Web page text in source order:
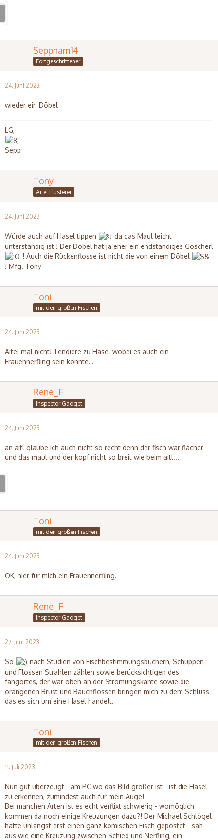
Seppham14
Fortgeschrittener
24. Juni 2023
wieder ein Döbel
LG,
Sepp
Tony
Aitel Flüsterer
24. Juni 2023
Würde auch auf Hasel tippen
da das Maul leicht
unterständig ist ! Der Döbel hat ja eher ein endständiges Goscherl
! Auch die Rückenflosse ist nicht die von einem Döbel
! Mfg. Tony
Toni
mit den großen Fischen
24. Juni 2023
Aitel mal nicht! Tendiere zu Hasel wobei es auch ein
Frauennerfling sein könnte…
Rene_F
Inspector Gadget
24. Juni 2023
an aitl glaube ich auch nicht so recht denn der fisch war flacher
und das maul und der kopf nicht so breit wie beim aitl...
Toni
mit den großen Fischen
24. Juni 2023
OK, hier für mich ein Frauennerfling.
Rene_F
Inspector Gadget
27. Juni 2023
So
nach Studien von Fischbestimmungsbüchern, Schuppen
und Flossen Strahlen zählen sowie berücksichtigen des
fangortes, der war oben an der Strömungskante sowie die
orangenen Brust und Bauchflossen bringen mich zu dem Schluss
das es sich um eine Hasel handelt.
Toni
mit den großen Fischen
11. Juli 2023
Nun gut überzeugt - am PC wo das Bild größer ist - ist die Hasel
zu erkennen, zumindest auch für mein Auge!
Bei manchen Arten ist es echt verflixt schwierig - womöglich
kommen da noch einige Kreuzungen dazu?! Der Michael Schlögel
hatte unlängst erst einen ganz komischen Fisch gepostet - sah
aus wie eine Kreuzung zwischen Schied und Nerfling, ein